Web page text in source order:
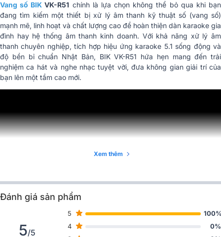
REC Out (L/R) 3.6V
Điều chỉnh Echo (Ket
Control)
15 mức
Điện áp nguồn 100-250V, 50/60Hz
Kích thước (RxCxS)
Phụ kiện
dây nguồn, cáp usb 2.0, điều
khiển(pin), hướng dẫn sử dụng
SOUND VIỆT NAM và CÔNG TY
Vang số BIK VK-R51 chính là lựa chọn không thể bỏ qua khi bạn
đang tìm kiếm một thiết bị xử lý âm thanh kỹ thuật số (vang số)
mạnh mẽ, linh hoạt và chất lượng cao để hoàn thiện dàn karaoke gia
đình hay hệ thống âm thanh kinh doanh. Với khả năng xử lý âm
thanh chuyên nghiệp, tích hợp hiệu ứng karaoke 5.1 sống động và
độ bền bỉ chuẩn Nhật Bản, BIK VK-R51 hứa hẹn mang đến trải
nghiệm ca hát và nghe nhạc tuyệt vời, đưa không gian giải trí của
bạn lên một tầm cao mới.
Xem thêm
Đánh giá sản phẩm
5/5
5
4
0%